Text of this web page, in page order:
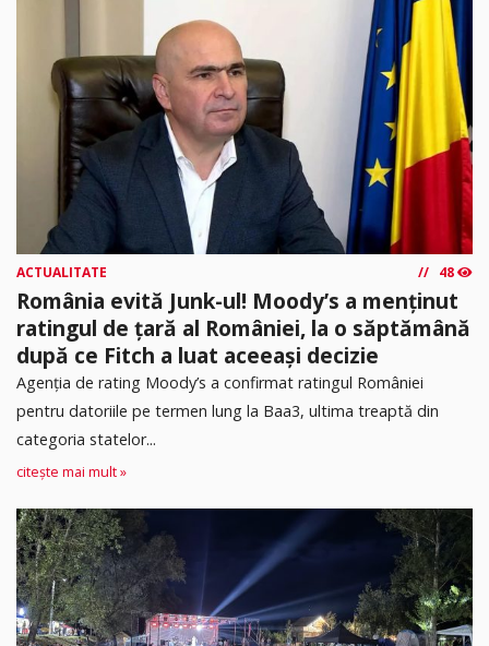
ACTUALITATE 48
România evită Junk-ul! Moody’s a menținut
ratingul de țară al României, la o săptămână
după ce Fitch a luat aceeași decizie
Agenția de rating Moody’s a confirmat ratingul României
pentru datoriile pe termen lung la Baa3, ultima treaptă din
categoria statelor...
citește mai mult »